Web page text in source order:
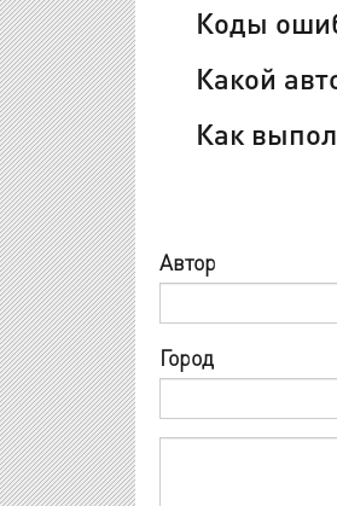
Коды
Какой
Как
Автор
Город